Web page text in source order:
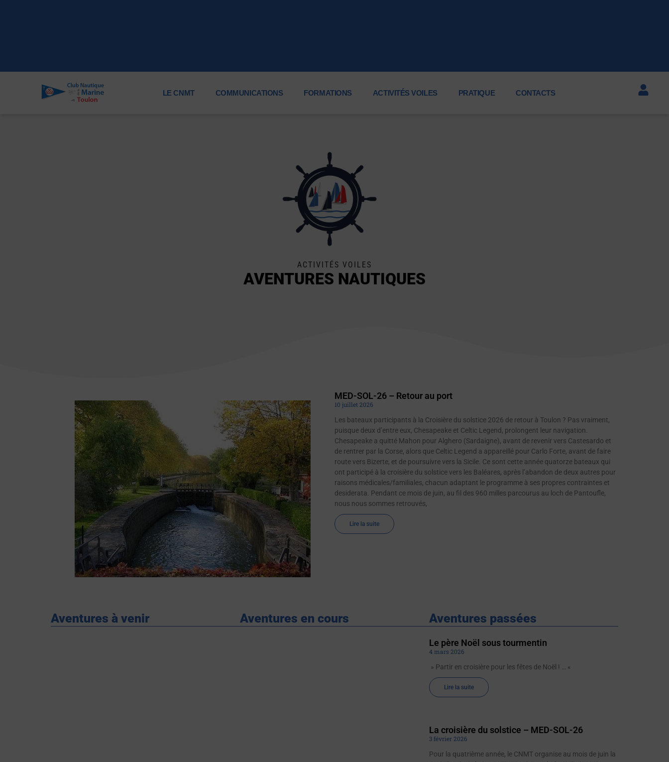
LE CNMT COMMUNICATIONS FORMATIONS ACTIVITÉS VOILES PRATIQUE CONTACTS
ACTIVITÉS VOILES
AVENTURES NAUTIQUES
MED-SOL-26 – Retour au port
10 juillet 2026
Les bateaux participants à la Croisière du solstice 2026 de retour à Toulon ? Pas vraiment,
puisque deux d’entre eux, Chesapeake et Celtic Legend, prolongent leur navigation.
Chesapeake a quitté Mahon pour Alghero (Sardaigne), avant de revenir vers Castesardo et
de rentrer par la Corse, alors que Celtic Legend a appareillé pour Carlo Forte, avant de faire
route vers Bizerte, et de poursuivre vers la Sicile. Ce sont cette année quatorze bateaux qui
ont participé à la croisière du solstice vers les Baléares, après l’abandon de deux autres pour
raisons médicales/familiales, chacun adaptant le programme à ses propres contraintes et
desiderata. Pendant ce mois de juin, au fil des 960 milles parcourus au loch de Pantoufle,
nous nous sommes retrouvés,
Lire la suite
Aventures à venir Aventures en cours Aventures passées
Le père Noël sous tourmentin
4 mars 2026
» Partir en croisière pour les fêtes de Noël ! … «
Lire la suite
La croisière du solstice – MED-SOL-26
3 février 2026
Pour la quatrième année, le CNMT organise au mois de juin la